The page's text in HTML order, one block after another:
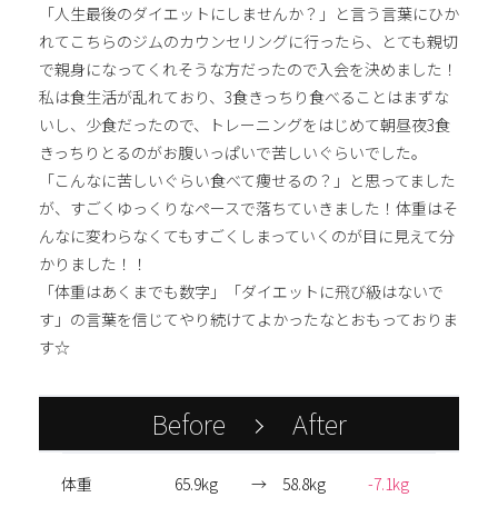
「人生最後のダイエットにしませんか？」と言う言葉にひか
れてこちらのジムのカウンセリングに行ったら、とても親切
で親身になってくれそうな方だったので入会を決めました！
私は食生活が乱れており、3食きっちり食べることはまずな
いし、少食だったので、トレーニングをはじめて朝昼夜3食
きっちりとるのがお腹いっぱいで苦しいぐらいでした。
「こんなに苦しいぐらい食べて痩せるの？」と思ってました
が、すごくゆっくりなペースで落ちていきました！体重はそ
んなに変わらなくてもすごくしまっていくのが目に見えて分
かりました！！
「体重はあくまでも数字」「ダイエットに飛び級はないで
す」の言葉を信じてやり続けてよかったなとおもっておりま
す☆
Before After
体重 65.9kg → 58.8kg -7.1kg